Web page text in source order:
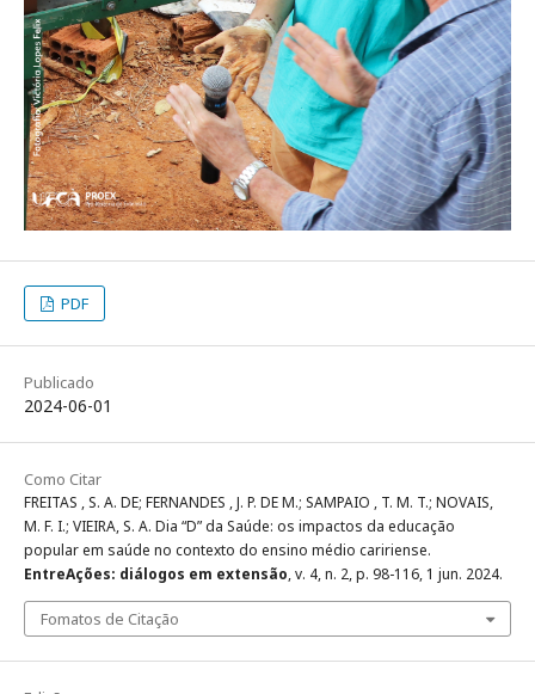
PDF
Publicado
2024-06-01
Como Citar
FREITAS , S. A. DE; FERNANDES , J. P. DE M.; SAMPAIO , T. M. T.; NOVAIS,
M. F. I.; VIEIRA, S. A. Dia “D” da Saúde: os impactos da educação
popular em saúde no contexto do ensino médio caririense.
EntreAções: diálogos em extensão, v. 4, n. 2, p. 98-116, 1 jun. 2024.
Fomatos de Citação